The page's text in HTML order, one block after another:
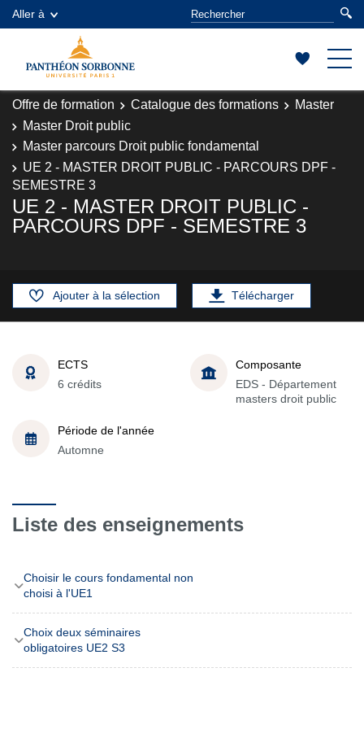
Aller à
Offre de formation Catalogue des formations
Master
Master Droit public
Master parcours Droit public fondamental
UE 2 - MASTER DROIT PUBLIC - PARCOURS DPF -
SEMESTRE 3
UE 2 - MASTER DROIT PUBLIC -
PARCOURS DPF - SEMESTRE 3
Ajouter à la sélection Télécharger
ECTS
6 crédits
Composante
EDS - Département
masters droit public
Période de l'année
Automne
Liste des enseignements
Choisir le cours fondamental non
choisi à l'UE1
Choix deux séminaires
obligatoires UE2 S3